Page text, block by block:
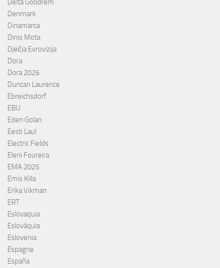
Delta Goodrem
Denmark
Dinamarca
Dinis Mota
Dječja Evrovizija
Dora
Dora 2026
Duncan Laurence
Ebreichsdorf
EBU
Eden Golan
Eesti Laul
Electric Fields
Eleni Foureira
EMA 2025
Emis Killa
Erika Vikman
ERT
Eslovaquia
Eslováquia
Eslovenia
Espagne
España